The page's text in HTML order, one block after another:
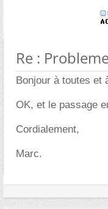
Re :
Bonjour à toutes et
OK, et le passage
Cordialement,
Marc.